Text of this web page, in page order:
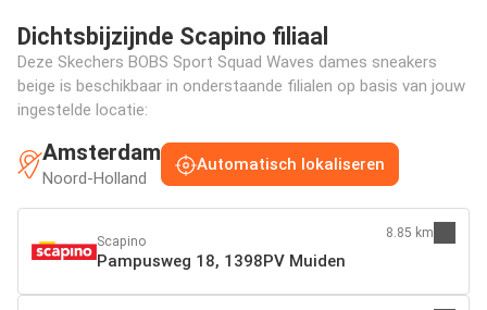
Dichtsbijzijnde Scapino filiaal
Deze Skechers BOBS Sport Squad Waves dames sneakers
beige is beschikbaar in onderstaande filialen op basis van jouw
ingestelde locatie:
Amsterdam
Noord-Holland
Automatisch lokaliseren
Scapino
Pampusweg 18, 1398PV Muiden
8.85 km